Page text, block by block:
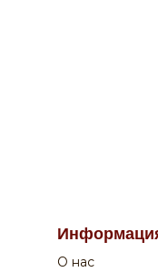
+7 908
Пн-Сб:
О нас